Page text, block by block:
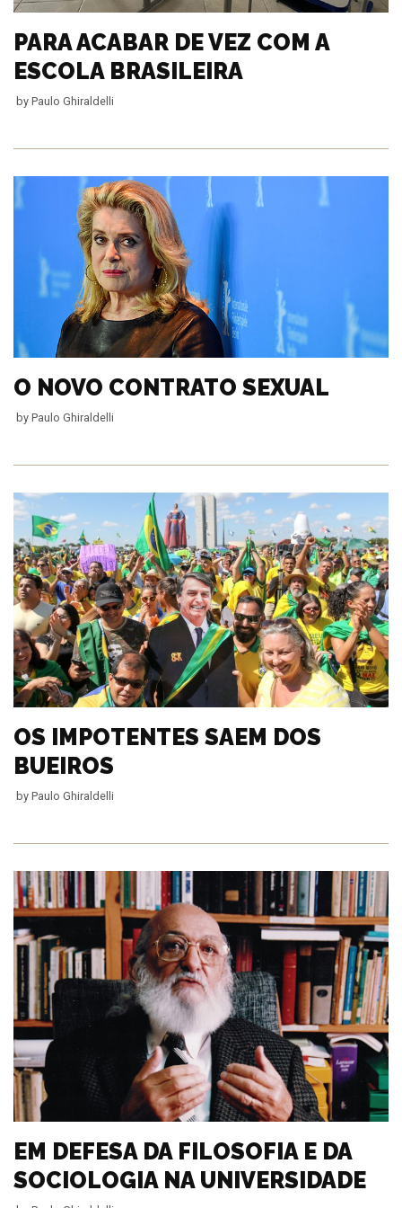
PARA ACABAR DE VEZ COM A
ESCOLA BRASILEIRA
by Paulo Ghiraldelli
O NOVO CONTRATO SEXUAL
by Paulo Ghiraldelli
OS IMPOTENTES SAEM DOS
BUEIROS
by Paulo Ghiraldelli
EM DEFESA DA FILOSOFIA E DA
SOCIOLOGIA NA UNIVERSIDADE